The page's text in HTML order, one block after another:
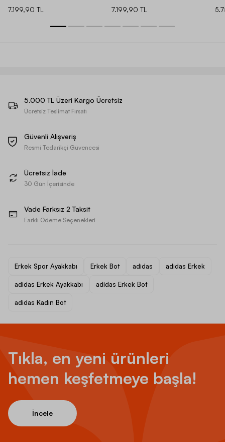
7.199,90 TL 7.199,90 TL
5.000 TL Üzeri Kargo Ücretsiz
Ücretsiz Teslimat Fırsatı
Güvenli Alışveriş
Resmi Tedarikçi Güvencesi
Ücretsiz İade
30 Gün İçerisinde
Vade Farksız 2 Taksit
Farklı Ödeme Seçenekleri
Erkek Spor Ayakkabı Erkek Bot adidas adidas Erkek
adidas Erkek Ayakkabı adidas Erkek Bot
adidas Kadın Bot
Tıkla, en yeni ürünleri
hemen keşfetmeye başla!
İncele